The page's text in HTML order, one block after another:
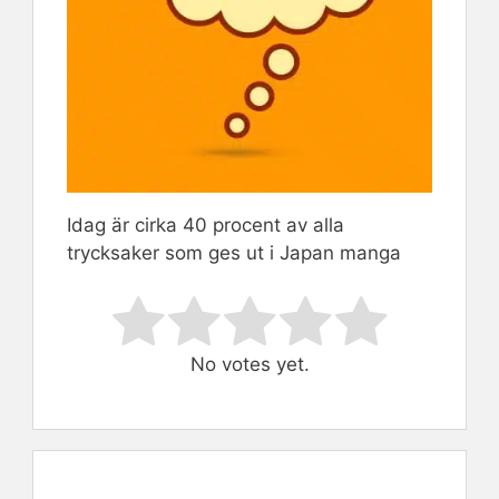
Idag är cirka 40 procent av alla
trycksaker som ges ut i Japan manga
Rate this item:
Submit Rating
No votes yet.